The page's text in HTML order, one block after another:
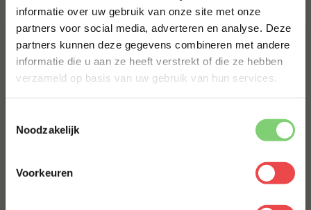
informatie over uw gebruik van onze site met onze
partners voor social media, adverteren en analyse. Deze
partners kunnen deze gegevens combineren met andere
informatie die u aan ze heeft verstrekt of die ze hebben
verzameld op basis van uw gebruik van hun services.
Noodzakelijk
Voorkeuren
eerste bestelling*
Schrijf je in voor onze nieuwsbrief en ontvang direct
10% korting op jouw eerste bestelling.
VOORNAAM
ACHTERNAAM